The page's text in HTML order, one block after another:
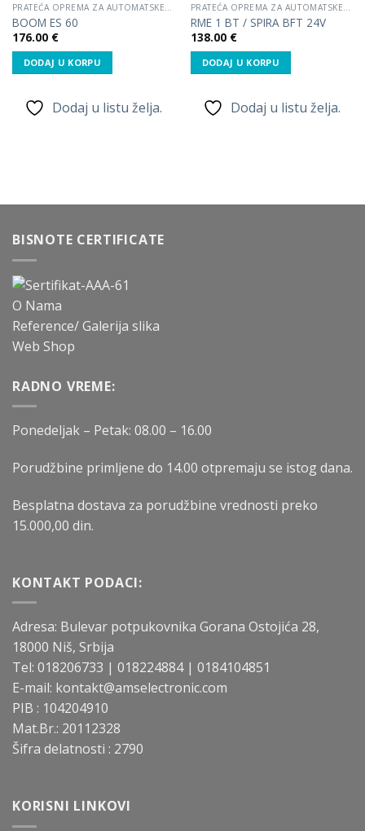
PRATEĆA OPREMA ZA AUTOMATSKE RAMPE
BOOM ES 60
176.00 €
DODAJ U KORPU
Dodaj u listu želja.
PRATEĆA OPREMA ZA AUTOMATSKE RAMPE
RME 1 BT / SPIRA BFT 24V
138.00 €
DODAJ U KORPU
Dodaj u listu želja.
BISNOTE CERTIFICATE
O Nama
Reference/ Galerija slika
Web Shop
RADNO VREME:
Ponedeljak – Petak: 08.00 – 16.00
Porudžbine primljene do 14.00 otpremaju se istog dana.
Besplatna dostava za porudžbine vrednosti preko
15.000,00 din.
KONTAKT PODACI:
Adresa: Bulevar potpukovnika Gorana Ostojića 28,
18000 Niš, Srbija
Tel: 018206733 | 018224884 | 0184104851
E-mail: kontakt@amselectronic.com
PIB : 104204910
Mat.Br.: 20112328
Šifra delatnosti : 2790
KORISNI LINKOVI